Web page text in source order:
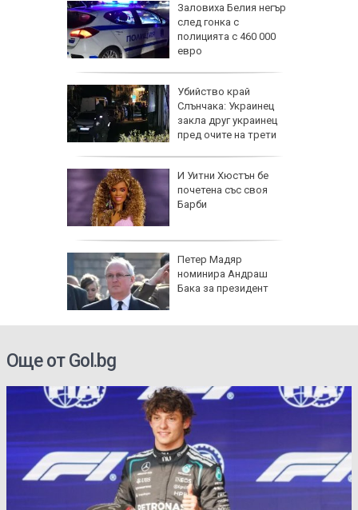
Заловиха Белия негър
след гонка с
полицията с 460 000
евро
Убийство край
Слънчака: Украинец
закла друг украинец
пред очите на трети
И Уитни Хюстън бе
почетена със своя
Барби
Петер Мадяр
номинира Андраш
Бака за президент
Още от Gol.bg